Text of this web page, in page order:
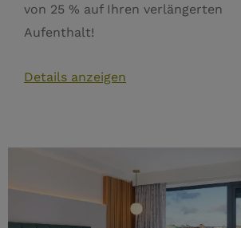
von 25 % auf Ihren verlängerten
Aufenthalt!
Details anzeigen